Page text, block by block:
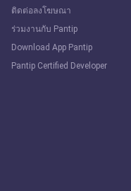
ติดต่อลงโฆษณา
ร่วมงานกับ Pantip
Download App Pantip
Pantip Certified Developer